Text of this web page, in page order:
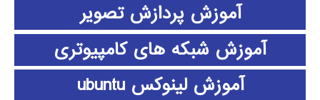
آموزش پردازش تصویر
آموزش شبکه های کامپیوتری
آموزش لینوکس ubuntu